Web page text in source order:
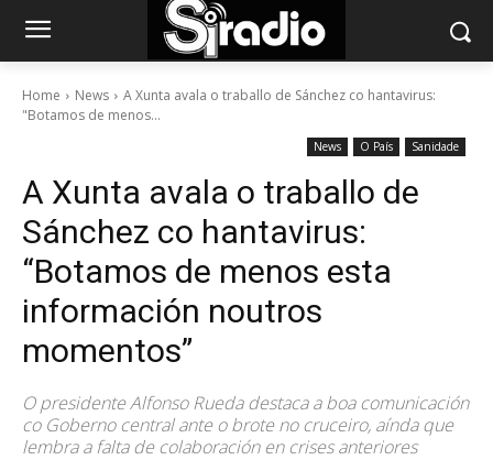
Home News
A Xunta avala o traballo de Sánchez co hantavirus:
"Botamos de menos...
News O País Sanidade
A Xunta avala o traballo de
Sánchez co hantavirus:
“Botamos de menos esta
información noutros
momentos”
O presidente Alfonso Rueda destaca a boa comunicación
co Goberno central ante o brote no cruceiro, aínda que
lembra a falta de colaboración en crises anteriores